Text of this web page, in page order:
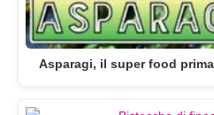
Asparagi, il super food